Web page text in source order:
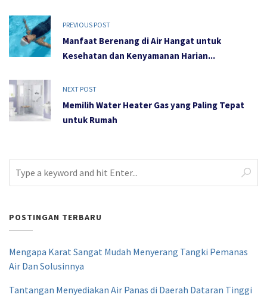
PREVIOUS POST
Manfaat Berenang di Air Hangat untuk
Kesehatan dan Kenyamanan Harian...
NEXT POST
Memilih Water Heater Gas yang Paling Tepat
untuk Rumah
POSTINGAN TERBARU
Mengapa Karat Sangat Mudah Menyerang Tangki Pemanas
Air Dan Solusinnya
Tantangan Menyediakan Air Panas di Daerah Dataran Tinggi